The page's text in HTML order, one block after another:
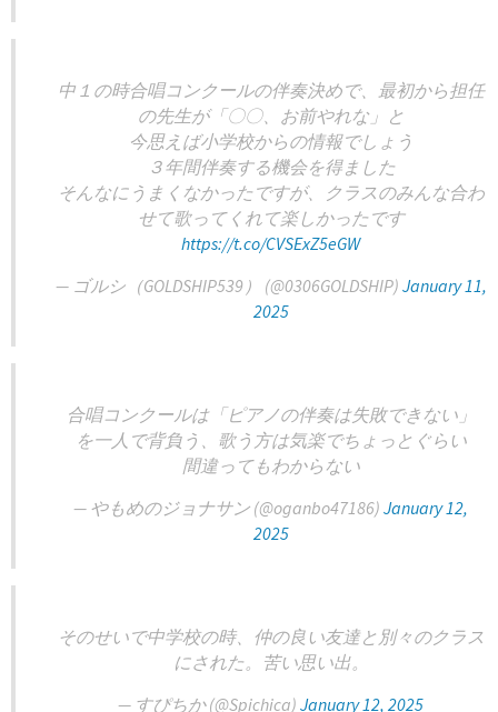
中１の時合唱コンクールの伴奏決めで、最初から担任
の先生が「〇〇、お前やれな」と
今思えば小学校からの情報でしょう
３年間伴奏する機会を得ました
そんなにうまくなかったですが、クラスのみんな合わ
せて歌ってくれて楽しかったです
https://t.co/CVSExZ5eGW
— ゴルシ（GOLDSHIP539） (@0306GOLDSHIP) January 11,
2025
合唱コンクールは「ピアノの伴奏は失敗できない」
を一人で背負う、歌う方は気楽でちょっとぐらい
間違ってもわからない
— やもめのジョナサン (@oganbo47186) January 12,
2025
そのせいで中学校の時、仲の良い友達と別々のクラス
にされた。苦い思い出。
— すぴちか (@Spichica) January 12, 2025